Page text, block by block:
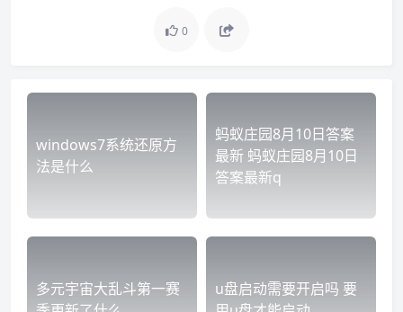
0
windows7系统还原方
法是什么
蚂蚁庄园8月10日答案
最新 蚂蚁庄园8月10日
答案最新q
多元宇宙大乱斗第一赛
u盘启动需要开启吗 要